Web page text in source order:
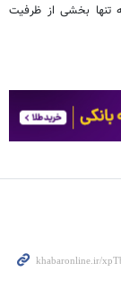
تنها بخشی از ظرفیت